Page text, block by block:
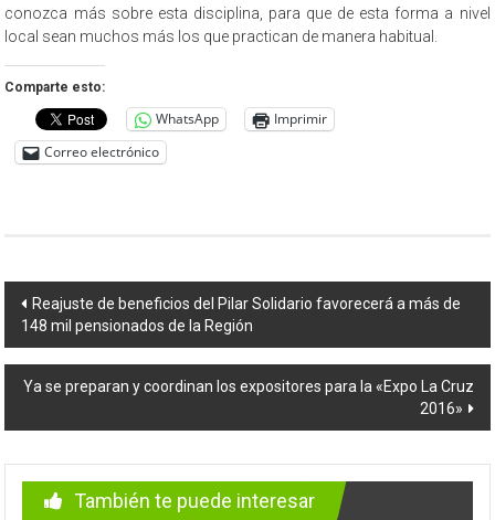
conozca más sobre esta disciplina, para que de esta forma a nivel
local sean muchos más los que practican de manera habitual.
Comparte esto:
WhatsApp
Imprimir
Correo electrónico
Navegación
de
entradas
Reajuste de beneficios del Pilar Solidario favorecerá a más de
148 mil pensionados de la Región
Ya se preparan y coordinan los expositores para la «Expo La Cruz
2016»
También te puede interesar